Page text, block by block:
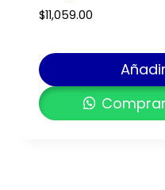
$11,059.00